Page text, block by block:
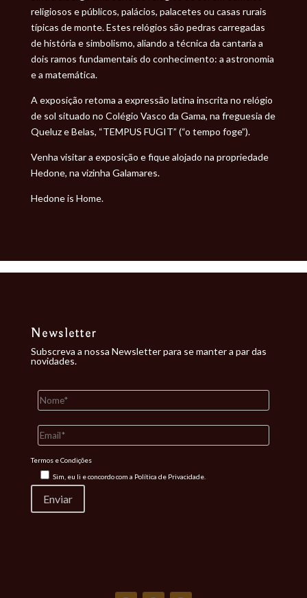
religiosos e públicos, palácios, palacetes ou casas rurais
típicas de monte. Estes relógios são pedras carregadas
de história e simbolismo, aliando a técnica da cantaria a
dois ramos fundamentais do conhecimento: a astronomia
e a matemática.
A exposição retoma a expressão latina inscrita no relógio
de sol situado no Colégio Vasco da Gama, na freguesia de
Queluz e Belas, “TEMPUS FUGIT” (“o tempo foge”).
Venha visitar a exposição e fique alojado na propriedade
Hedone, na vizinha Galamares.
Hedone is Home.
Newsletter
Subscreva a nossa Newsletter para se manter a par das
novidades.
Termos e Condições
Sim, eu li e concordo com a Política de Privacidade.